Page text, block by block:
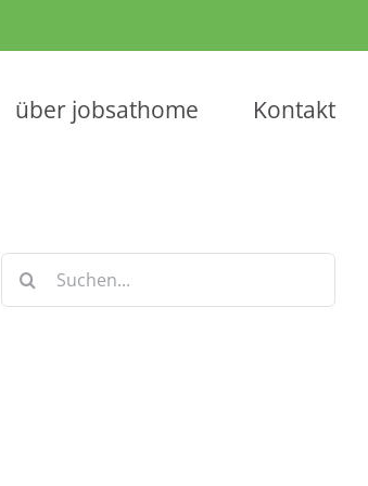
über jobsathome Kontakt
Suche
nach: